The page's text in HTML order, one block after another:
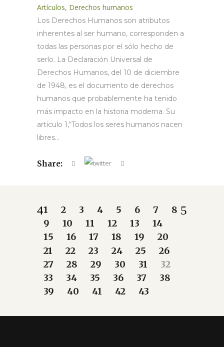
Artículos, Derechos humanos
Los Derechos Humanos son atributos
inherentes al ser humano, corresponden a
todas las personas por el sólo hecho de
serlo. La Declaración Universal de
Derechos Humanos, del 10 de diciembre
de 1948, es el documento de derechos
humanos que probablemente ha tenido
más impacto en la historia moderna. Su
artículo 1,“Todos los seres humanos nacen
libres...
Share:
1 2 3 4 5 6 7
8
9
10 11 12 13
14
15
16 17 18 19
20
21
22 23 24 25
26
27
28 29 30 31
32
33
34 35 36 37
38
39
40 41 42 43